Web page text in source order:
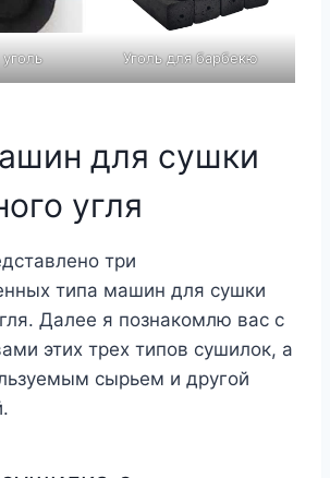
Уголь для барбекю
для сушки
угля
три
типа машин для сушки
Далее я познакомлю вас с
этих трех типов сушилок, а
сырьем и другой